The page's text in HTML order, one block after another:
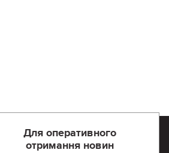
Для оперативного
отримання новин
Розроблений та підтримується
компанії 32х32